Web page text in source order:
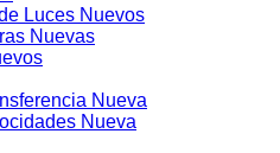
Luces Nuevos
Nuevas
Nueva
Nueva